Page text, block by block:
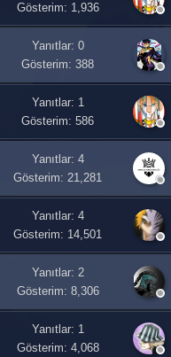
Gösterim: 1,936
Yanıtlar: 0
Gösterim: 388
Yanıtlar: 1
Gösterim: 586
Yanıtlar: 4
Gösterim: 21,281
Yanıtlar: 4
Gösterim: 14,501
Yanıtlar: 2
Gösterim: 8,306
Yanıtlar: 1
Gösterim: 4,068